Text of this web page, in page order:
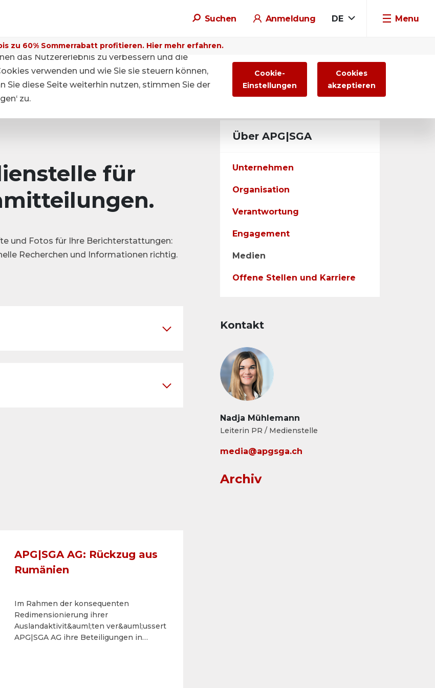
Suchen Anmeldung DE Menu
zu 60% Sommerrabatt profitieren. Hier mehr erfahren.
für
und Fotos für Ihre Berichterstattungen:
Recherchen und Informationen richtig.
APG|SGA AG: Rückzug aus
Rumänien
Im Rahmen der konsequenten
Redimensionierung ihrer
Auslandaktivit&auml;ten ver&auml;ussert
APG|SGA AG ihre Beteiligungen in
Über APG|SGA
Unternehmen
Organisation
Verantwortung
Engagement
Medien
Offene Stellen und Karriere
Kontakt
Nadja Mühlemann
Leiterin PR / Medienstelle
media@apgsga.ch
Archiv
das Nutzererlebnis zu verbessern und die
verwenden und wie Sie sie steuern können,
Sie diese Seite weiterhin nutzen, stimmen Sie der
zu.
Cookie-
Einstellungen
Cookies
akzeptieren